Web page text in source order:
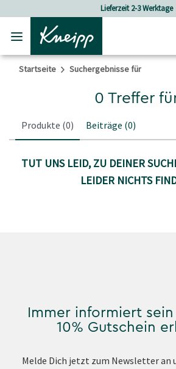
Lieferzeit 2-3 Werktage
Startseite Suchergebnisse für
0 Treffer
Produkte (0) Beiträge (0)
TUT UNS LEID, ZU DEINER
LEIDER NICHTS
Immer informiert
10% Gutschein
Melde Dich jetzt zum Newsletter an